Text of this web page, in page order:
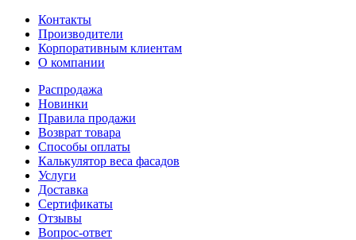
Контакты
Производители
Корпоративным клиентам
О компании
Распродажа
Новинки
Правила продажи
Возврат товара
Способы оплаты
Калькулятор веса фасадов
Услуги
Доставка
Сертификаты
Отзывы
Вопрос-ответ